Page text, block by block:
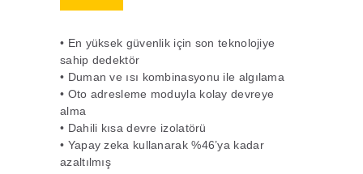
• En yüksek güvenlik için son teknolojiye
sahip dedektör
• Duman ve ısı kombinasyonu ile algılama
• Oto adresleme moduyla kolay devreye
alma
• Dahili kısa devre izolatörü
• Yapay zeka kullanarak %46’ya kadar
azaltılmış